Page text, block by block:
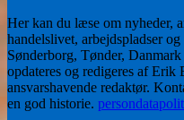
Her kan du læse om nyheder,
handelslivet, arbejdspladser
Sønderborg, Tønder,
opdateres og redigeres af Erik
ansvarshavende redaktør.
en god historie.